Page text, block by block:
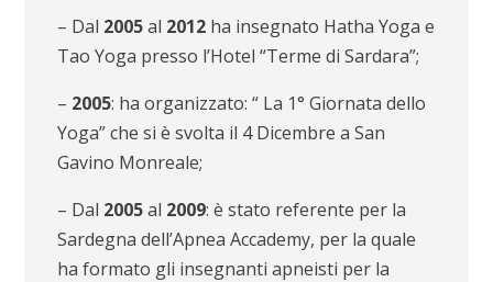
– Dal 2005al 2012 ha insegnato Hatha Yoga e
Tao Yoga presso l’Hotel “Terme di Sardara”;
– 2005: ha organizzato: “ La 1° Giornata dello
Yoga” che si è svolta il 4 Dicembre a San
Gavino Monreale;
– Dal 2005al 2009: è stato referente per la
Sardegna dell’Apnea Accademy, per la quale
ha formato gli insegnanti apneisti per la